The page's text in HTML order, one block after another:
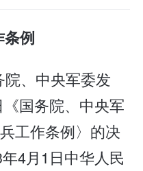
条例
院、中央军委发
国务院、中央军
工作条例〉的决
4月1日中华人民